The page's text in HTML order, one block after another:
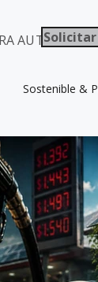
AUTOS /
Solicitar
Sostenible &